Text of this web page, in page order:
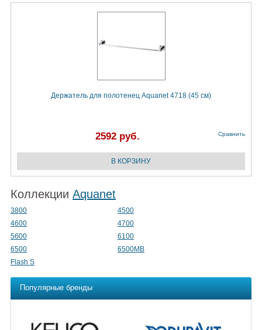
Держатель для полотенец Aquanet 4718 (45 см)
2592 руб. Сравнить
Коллекции Aquanet
3800
4500
4600
4700
5600
6100
6500
6500MB
Flash S
Популярные бренды